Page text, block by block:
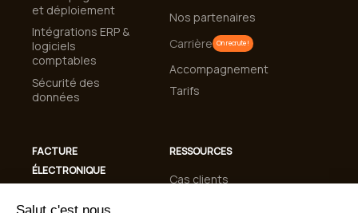
et déploiement
Intégrations ERP &
logiciels
comptables
Sécurité des
données
FACTURE
ÉLECTRONIQUE
Nos partenaires
Carrière On recrute !
Accompagnement
Tarifs
RESSOURCES
Cas clients